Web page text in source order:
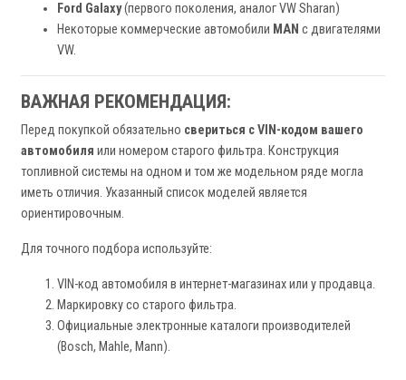
Ford Galaxy(первого поколения, аналог VW Sharan)
Некоторые коммерческие автомобили MAN с двигателями
VW.
ВАЖНАЯ РЕКОМЕНДАЦИЯ:
Перед покупкой обязательно свериться с VIN-кодом вашего
автомобиля или номером старого фильтра. Конструкция
топливной системы на одном и том же модельном ряде могла
иметь отличия. Указанный список моделей является
ориентировочным.
Для точного подбора используйте:
VIN-код автомобиля в интернет-магазинах или у продавца.
Маркировку со старого фильтра.
Официальные электронные каталоги производителей
(Bosch, Mahle, Mann).